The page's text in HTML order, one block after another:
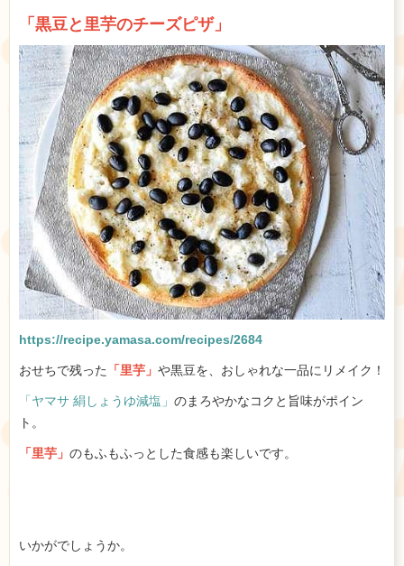
「黒豆と里芋のチーズピザ」
https://recipe.yamasa.com/recipes/2684
おせちで残った 「里芋」 や黒豆を、おしゃれな一品にリメイク！
「ヤマサ 絹しょうゆ減塩」 のまろやかなコクと旨味がポイン
ト。
「里芋」 のもふもふっとした食感も楽しいです。
いかがでしょうか。